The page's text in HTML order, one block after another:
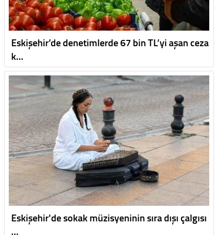
Eskişehir’de denetimlerde 67 bin TL’yi aşan ceza
k…
Eskişehir'de sokak müzisyeninin sıra dışı çalgısı
…